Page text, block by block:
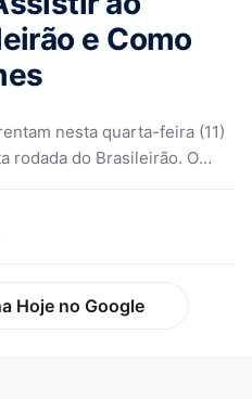
e Como
nesta quarta-feira (11)
rodada do Brasileirão. O
Hoje no Google